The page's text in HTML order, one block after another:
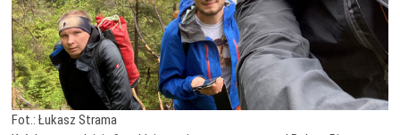
Fot.: Łukasz Strama